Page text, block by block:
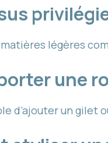
légères
une
d’ajouter un gilet